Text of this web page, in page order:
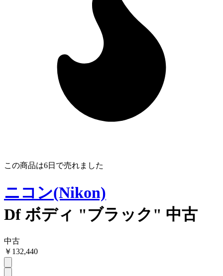
この商品は6日 で売れました
ニコン(Nikon)
Df ボディ "ブラック" 中古
中古
￥ 132,440